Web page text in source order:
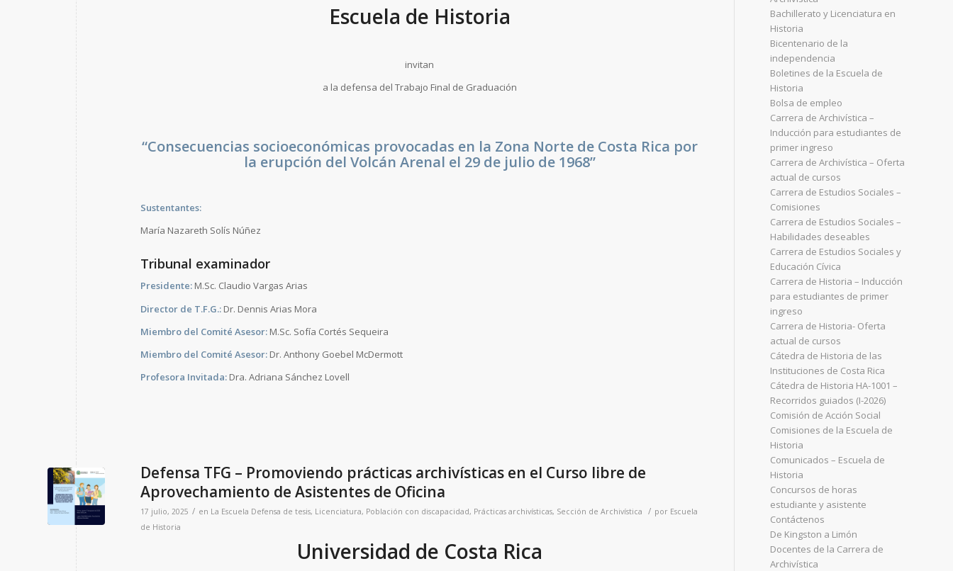
Escuela de Historia
invitan
a la defensa del Trabajo Final de Graduación
“Consecuencias socioeconómicas provocadas en la Zona Norte de Costa Rica por
la erupción del Volcán Arenal el 29 de julio de 1968”
Sustentantes:
María Nazareth Solís Núñez
Tribunal examinador
Presidente: M.Sc. Claudio Vargas Arias
Director de T.F.G.: Dr. Dennis Arias Mora
Miembro del Comité Asesor: M.Sc. Sofía Cortés Sequeira
Miembro del Comité Asesor: Dr. Anthony Goebel McDermott
Profesora Invitada: Dra. Adriana Sánchez Lovell
Defensa TFG – Promoviendo prácticas archivísticas en el Curso libre de
Aprovechamiento de Asistentes de Oficina
17 julio, 2025 / en La Escuela Defensa de tesis, Licenciatura, Población con discapacidad, Prácticas archivísticas, Sección de Archivística / por Escuela
de Historia
Universidad de Costa Rica
Bachillerato y Licenciatura en
Historia
Bicentenario de la
independencia
Boletines de la Escuela de
Historia
Bolsa de empleo
Carrera de Archivística –
Inducción para estudiantes de
primer ingreso
Carrera de Archivística – Oferta
actual de cursos
Carrera de Estudios Sociales –
Comisiones
Carrera de Estudios Sociales –
Habilidades deseables
Carrera de Estudios Sociales y
Educación Cívica
Carrera de Historia – Inducción
para estudiantes de primer
ingreso
Carrera de Historia- Oferta
actual de cursos
Cátedra de Historia de las
Instituciones de Costa Rica
Cátedra de Historia HA-1001 –
Recorridos guiados (I-2026)
Comisión de Acción Social
Comisiones de la Escuela de
Historia
Comunicados – Escuela de
Historia
Concursos de horas
estudiante y asistente
Contáctenos
De Kingston a Limón
Docentes de la Carrera de
Archivística